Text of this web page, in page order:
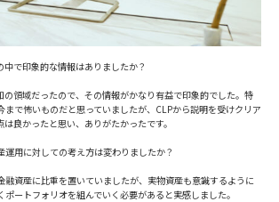
で印象的な情報はありましたか？
の領域だったので、その情報がかなり有益で印象的でした。特
まで怖いものだと思っていましたが、CLPから説明を受けクリア
良かったと思い、ありがたかったです。
用に対しての考え方は変わりましたか？
融資産に比重を置いていましたが、実物資産も意識するように
ートフォリオを組んでいく必要があると実感しました。